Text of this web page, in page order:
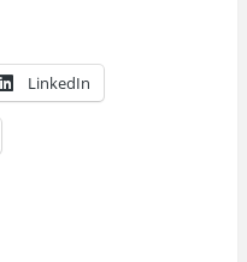
LinkedIn